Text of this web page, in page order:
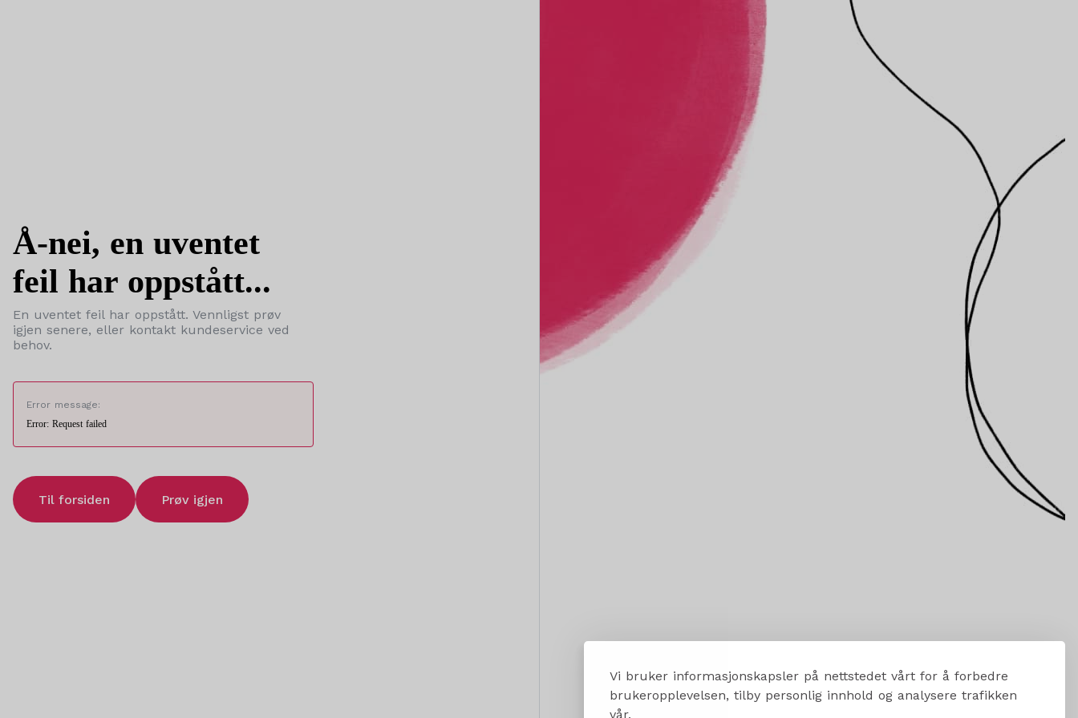
Vi bruker informasjonskapsler på nettstedet vårt for å forbedre
brukeropplevelsen, tilby personlig innhold og analysere trafikken
vår.
Å-nei, en uventet
feil har oppstått...
En uventet feil har oppstått. Vennligst prøv
igjen senere, eller kontakt kundeservice ved
behov.
Error message:
Error: Request failed
Til forsiden Prøv igjen